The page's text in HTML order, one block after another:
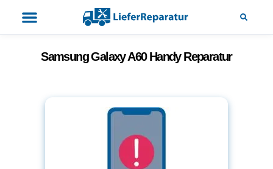
Samsung Galaxy A60 Handy Reparatur